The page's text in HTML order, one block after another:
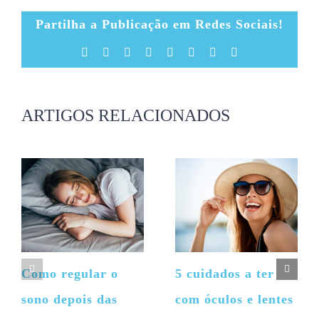
Partilha a Publicação em Redes Sociais!
Facebook Reddit LinkedIn
TumblrPinterest
ARTIGOS RELACIONADOS
Como regular o
sono depois das
5 cuidados a ter
com óculos e lentes